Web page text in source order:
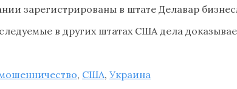
зарегистрированы в штате Делавар
в других штатах США дела
, США, Украина